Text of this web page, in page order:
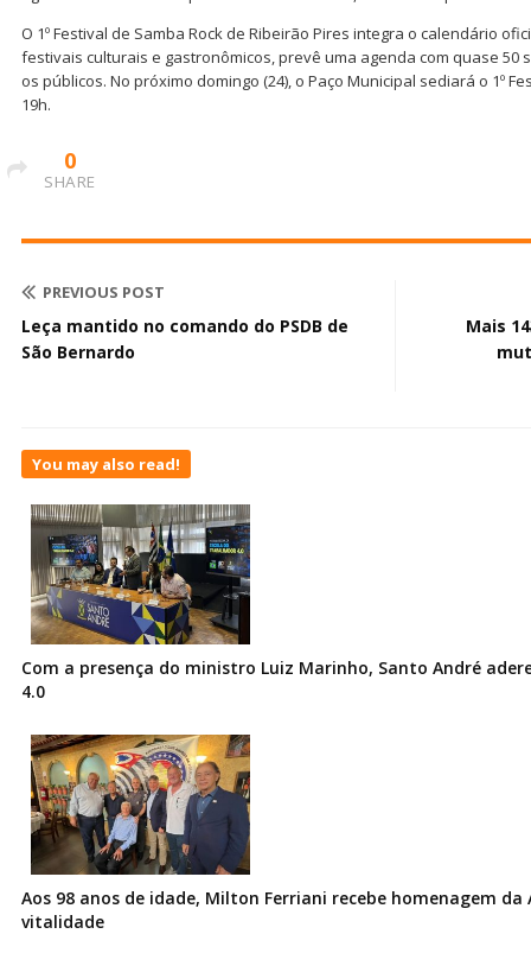
O 1º Festival de Samba Rock de Ribeirão Pires integra o calendário
festivais culturais e gastronômicos, prevê uma agenda com quase 50
os públicos. No próximo domingo (24), o Paço Municipal sediará o 1º
19h.
0
SHARE
PREVIOUS POST
Leça mantido no comando do PSDB de
São Bernardo
Mais
You may also read!
Com a presença do ministro Luiz Marinho, Santo André
4.0
Aos 98 anos de idade, Milton Ferriani recebe homenagem da
vitalidade